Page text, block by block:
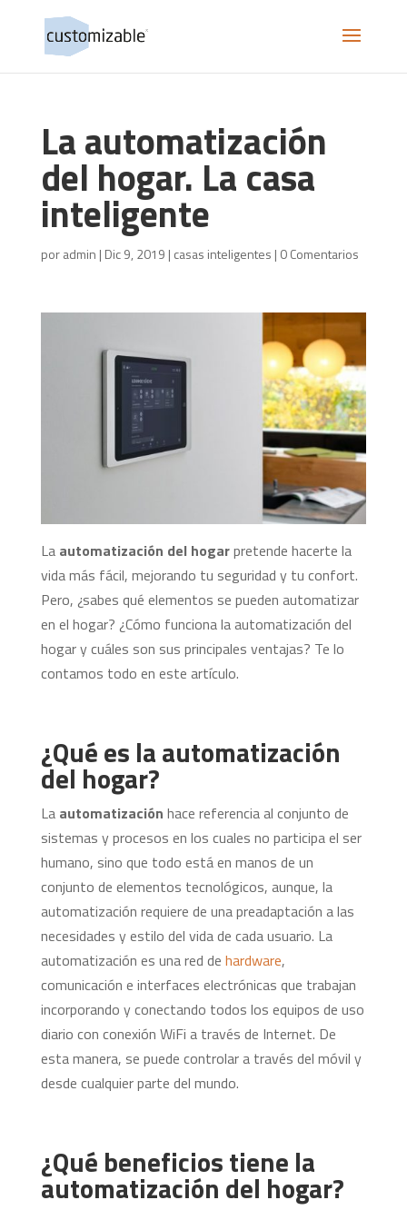
La automatización
del hogar. La casa
inteligente
poradmin | Dic 9, 2019 | casas inteligentes | 0 Comentarios
La automatización del hogarpretende hacerte la
vida más fácil, mejorando tu seguridad y tu confort.
Pero, ¿sabes qué elementos se pueden automatizar
en el hogar? ¿Cómo funciona la automatización del
hogar y cuáles son sus principales ventajas? Te lo
contamos todo en este artículo.
¿Qué es la automatización
del hogar?
La automatización hace referencia al conjunto de
sistemas y procesos en los cuales no participa el ser
humano, sino que todo está en manos de un
conjunto de elementos tecnológicos, aunque, la
automatización requiere de una preadaptación a las
necesidades y estilo del vida de cada usuario. La
automatización es una red de hardware,
comunicación e interfaces electrónicas que trabajan
incorporando y conectando todos los equipos de uso
diario con conexión WiFi a través de Internet. De
esta manera, se puede controlar a través del móvil y
desde cualquier parte del mundo.
¿Qué beneficios tiene la
automatización del hogar?